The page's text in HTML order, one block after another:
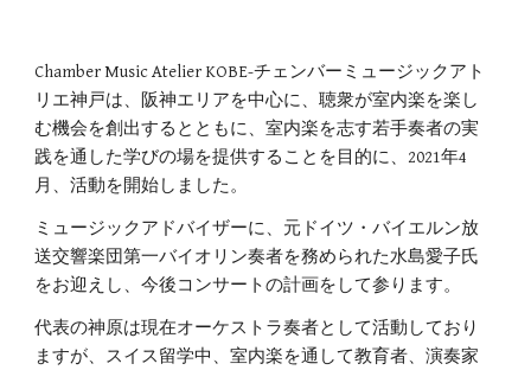
Chamber Music Atelier KOBE-チェンバーミュージックアト
リエ神戸は、阪神エリアを中心に、聴衆が室内楽を楽し
む機会を創出するとともに、室内楽を志す若手奏者の実
践を通した学びの場を提供することを目的に、2021年4
月、活動を開始しました。
ミュージックアドバイザーに、元ドイツ・バイエルン放
送交響楽団第一バイオリン奏者を務められた水島愛子氏
をお迎えし、今後コンサートの計画をして参ります。
代表の神原は現在オーケストラ奏者として活動しており
ますが、スイス留学中、室内楽を通して教育者、演奏家